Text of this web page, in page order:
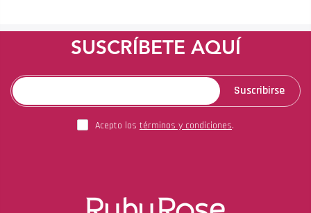
SUSCRÍBETE AQUÍ
Suscribirse
Acepto los términos y condiciones.